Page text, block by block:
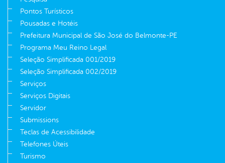
Pontos Turísticos
Pousadas e Hotéis
Prefeitura Municipal de São José do Belmonte-PE
Programa Meu Reino Legal
Seleção Simplificada 001/2019
Seleção Simplificada 002/2019
Serviços
Serviços Digitais
Servidor
Submissions
Teclas de Acessibilidade
Telefones Úteis
Turismo